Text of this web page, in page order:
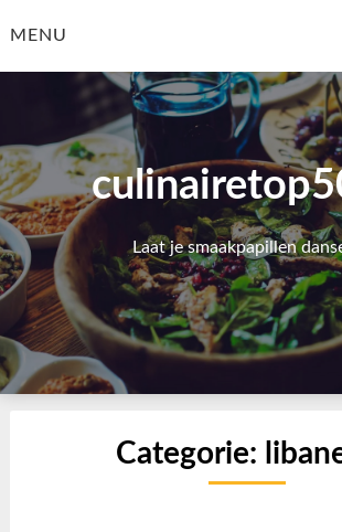
toMENU
Laat je smaakpapillen
Categorie: